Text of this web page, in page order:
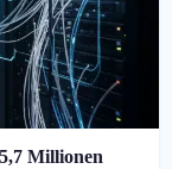
Millionen